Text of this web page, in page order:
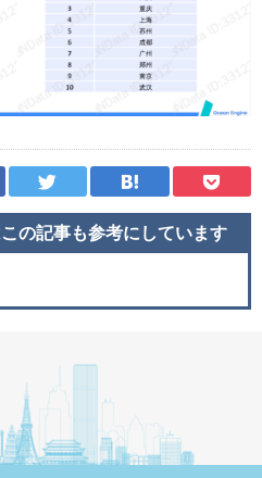
の記事も参考にしています